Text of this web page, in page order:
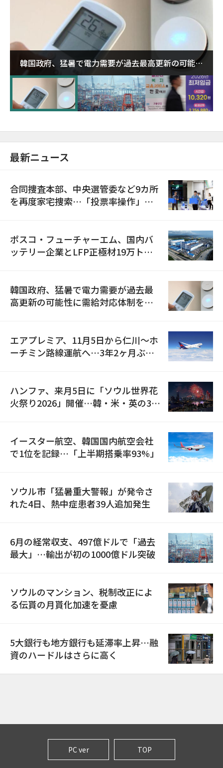
韓国政府、猛暑で電力需要が過去最高更新の可能性
に需給対応体制を点検
最新ニュース
合同捜査本部、中央選管委など9カ所
を再度家宅捜索…「投票率操作」の
ポスコ・フューチャーエム、国内バ
ッテリー企業とLFP正極材19万トン
韓国政府、猛暑で電力需要が過去最
高更新の可能性に需給対応体制を点
エアプレミア、11月5日から仁川〜ホ
ーチミン路線運航へ…3年2ヶ月ぶり
ハンファ、来月5日に「ソウル世界花
火祭り2026」開催…韓・米・英の3カ
イースター航空、韓国国内航空会社
で1位を記録…「上半期搭乗率93%」
ソウル市「猛暑重大警報」が発令さ
れた4日、熱中症患者39人追加発生
6月の経常収支、497億ドルで「過去
最大」…輸出が初の1000億ドル突破
ソウルのマンション、税制改正によ
る伝貰の月貰化加速を憂慮
5大銀行も地方銀行も延滞率上昇…融
資のハードルはさらに高く
PC ver TOP